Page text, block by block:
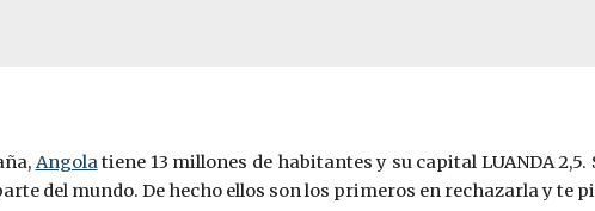
Angolatiene 13 millones de habitantes y su capital LUANDA 2,5.
del mundo. De hecho ellos son los primeros en rechazarla y te